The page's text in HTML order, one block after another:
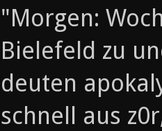
"Morgen:
Bielefeld zu
deuten
schnell aus